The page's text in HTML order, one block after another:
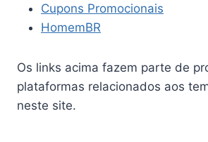
Cupons Promocionais
HomemBR
Os links acima fazem parte de
plataformas relacionados aos
neste site.